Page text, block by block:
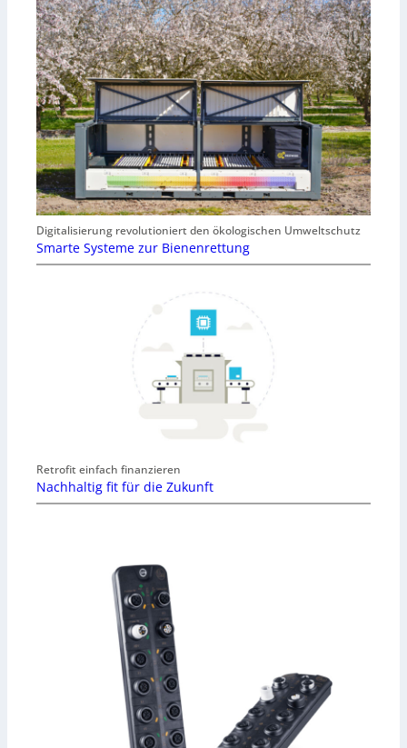
Digitalisierung revolutioniert den ökologischen Umweltschutz
Smarte Systeme zur Bienenrettung
Retrofit einfach finanzieren
Nachhaltig fit für die Zukunft